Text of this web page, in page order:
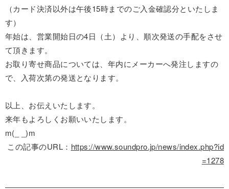
（カード決済以外は午後15時までのご入金確認分といたしま
す）
年始は、営業開始日の4日（土）より、順次発送の手配をさせ
て頂きます。
お取り寄せ商品については、年内にメーカーへ発注しますの
で、入荷次第の発送となります。
以上、お伝えいたします。
来年もよろしくお願いいたします。
m(_ _)m
この記事のURL： https://www.soundpro.jp/news/index.php?id
=1278